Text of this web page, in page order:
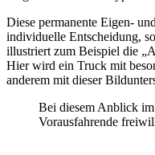
Diese permanente Eigen-
individuelle Entscheidung,
illustriert zum Beispiel die
Hier wird ein Truck mit
anderem mit dieser
Bei diesem Anblick
Vorausfahrende